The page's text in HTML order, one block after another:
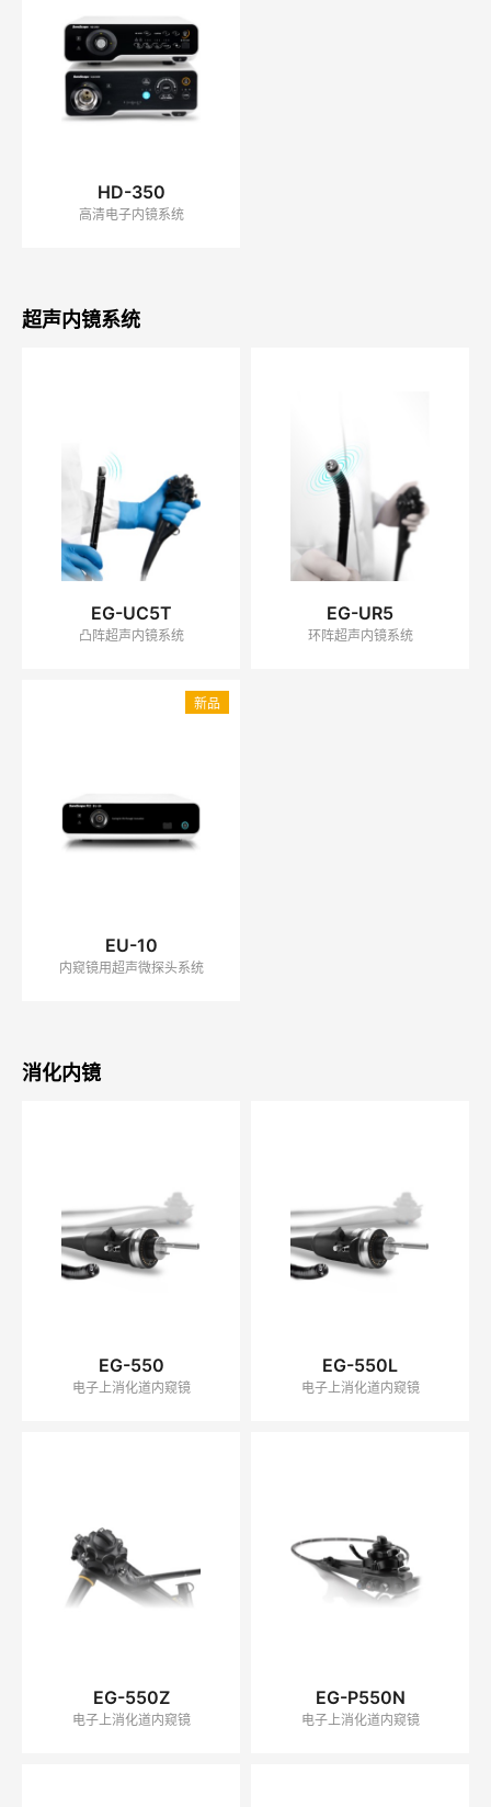
HD-350
高清电子内镜系统
超声内镜系统
EG-UC5T
凸阵超声内镜系统
EG-UR5
环阵超声内镜系统
新品
EU-10
内窥镜用超声微探头系统
消化内镜
EG-550
电子上消化道内窥镜
EG-550L
电子上消化道内窥镜
EG-550Z
电子上消化道内窥镜
EG-P550N
电子上消化道内窥镜